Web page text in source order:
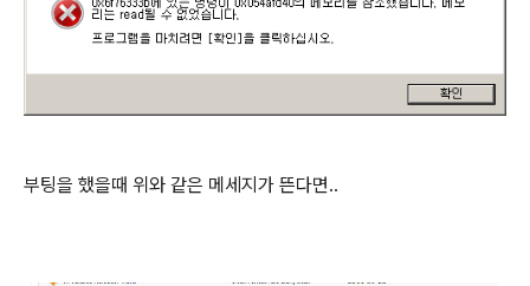
부팅을 했을때 위와 같은 메세지가 뜬다면..